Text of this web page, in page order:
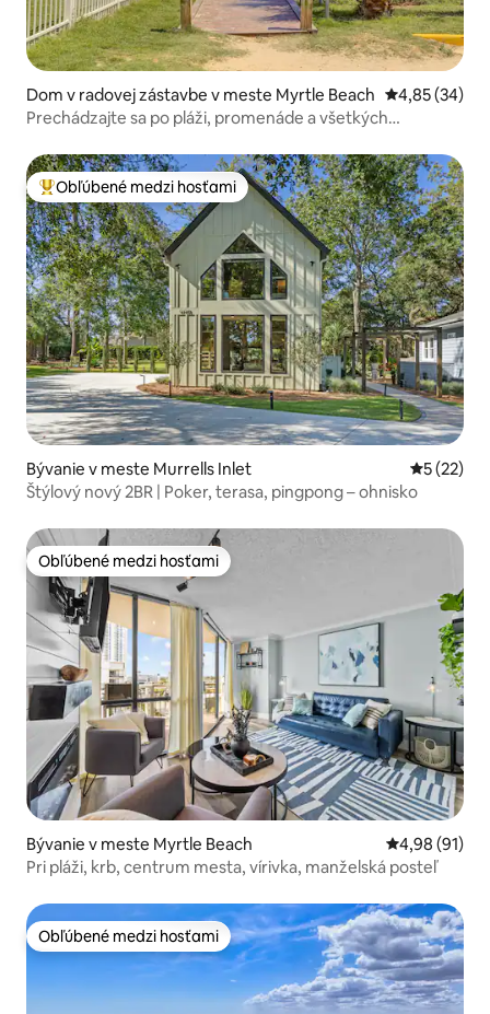
Dom v radovej zástavbe v meste Myrtle Beach Priemerné
4,85 (34)
Prechádzajte sa po pláži, promenáde a všetkých
Najobľúbenejšie medzi hosťami
Obľúbené medzi hosťami
Bývanie v meste Murrells Inlet
5 (22)
Štýlový nový 2BR | Poker, terasa, pingpong – ohnisko
Obľúbené medzi hosťami
Obľúbené medzi hosťami
Bývanie v meste Myrtle Beach Priemerné
4,98 (91)
Pri pláži, krb, centrum mesta, vírivka, manželská posteľ
Obľúbené medzi hosťami
Obľúbené medzi hosťami